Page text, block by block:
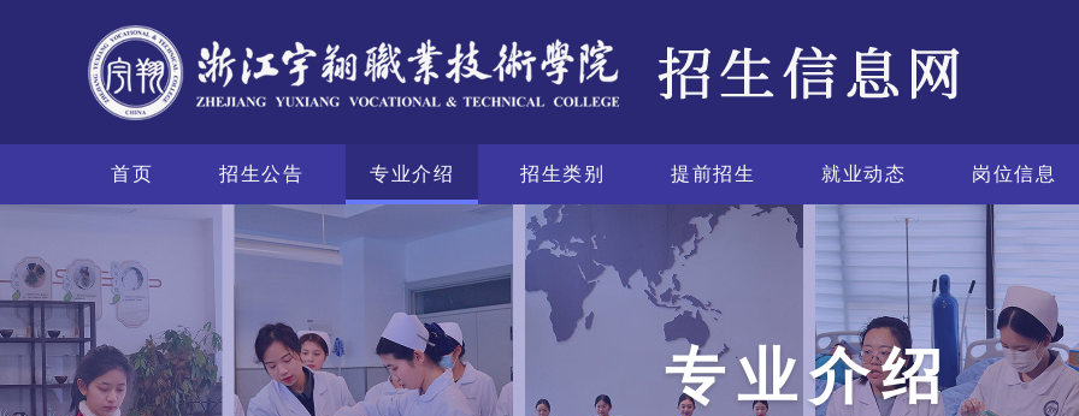
首页 招生公告 专业介绍 招生类别 提前招生 就业动态 岗位信息
专业介绍